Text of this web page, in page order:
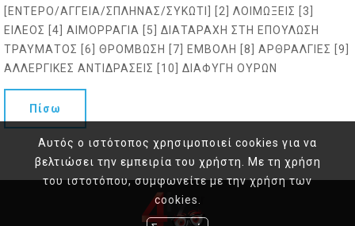
[ΕΝΤΕΡΟ/ΑΓΓΕΙΑ/ΣΠΛΗΝΑΣ/ΣΥΚΩΤΙ] [2] ΛΟΙΜΩΞΕΙΣ [3]
ΕΙΛΕΟΣ [4] ΑΙΜΟΡΡΑΓΙΑ [5] ΔΙΑΤΑΡΑΧΗ ΣΤΗ ΕΠΟΥΛΩΣΗ
ΤΡΑΥΜΑΤΟΣ [6] ΘΡΟΜΒΩΣΗ [7] ΕΜΒΟΛΗ [8] ΑΡΘΡΑΛΓΙΕΣ [9]
ΑΛΛΕΡΓΙΚΕΣ ΑΝΤΙΔΡΑΣΕΙΣ [10] ΔΙΑΦΥΓΗ ΟΥΡΩΝ
Πίσω
Αυτός ο ιστότοπος χρησιμοποιεί cookies για να
βελτιώσει την εμπειρία του χρήστη. Με τη χρήση
του ιστοτόπου, συμφωνείτε με την χρήση των
cookies.